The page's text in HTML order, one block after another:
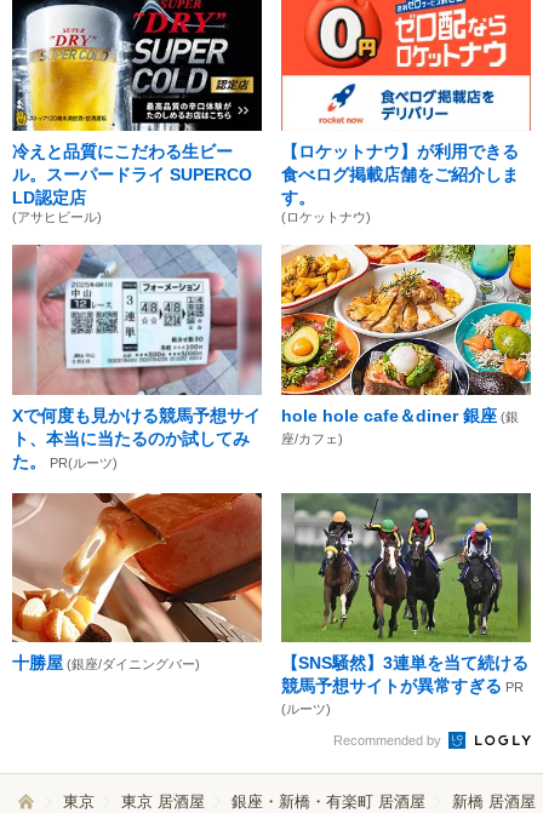
冷えと品質にこだわる生ビー
ル。スーパードライ SUPERCO
LD認定店
(アサヒビール)
【ロケットナウ】が利用できる
食べログ掲載店舗をご紹介しま
す。
(ロケットナウ)
Xで何度も見かける競馬予想サイ
ト、本当に当たるのか試してみ
た。
PR(ルーツ)
hole hole cafe＆diner 銀座 (銀
座/カフェ)
十勝屋 (銀座/ダイニングバー)
【SNS騒然】3連単を当て続ける
競馬予想サイトが異常すぎる PR
(ルーツ)
Recommended by
東京 東京 居酒屋 銀座・新橋・有楽町 居酒屋 新橋 居酒屋